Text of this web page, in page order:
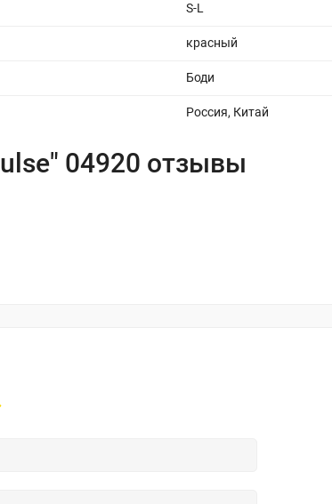
S-L
красный
Боди
Россия, Китай
04920 отзывы